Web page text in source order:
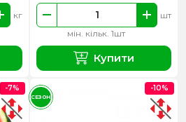
кг
мін. кільк. 1шт
шт
Купити
-7% -10%
СЕЗОН